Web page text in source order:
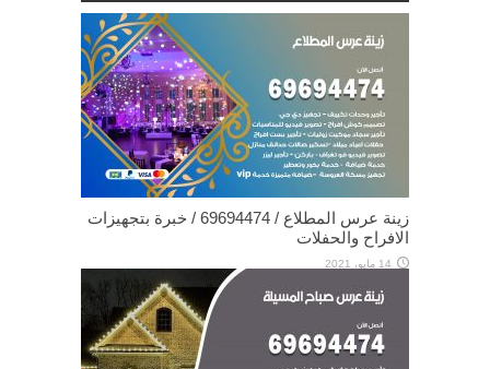
زينة عرس المطلاع / 69694474 / خبرة بتجهيزات
الافراح والحفلات
14 مايو، 2021